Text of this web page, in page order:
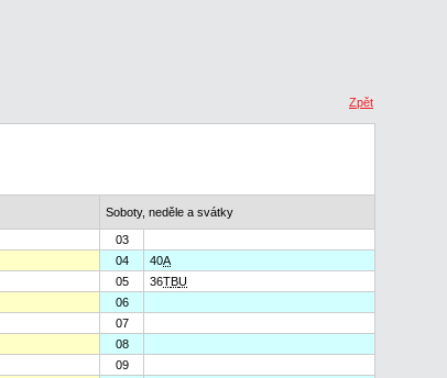
Zpět
Soboty, neděle a svátky
03
04 40A
05 36TBU
06
07
08
09